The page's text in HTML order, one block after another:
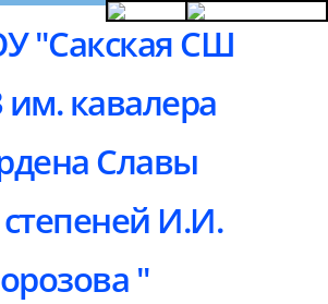
"Сакская СШ
кавалера
Славы
степеней И.И.
"